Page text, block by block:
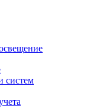
систем